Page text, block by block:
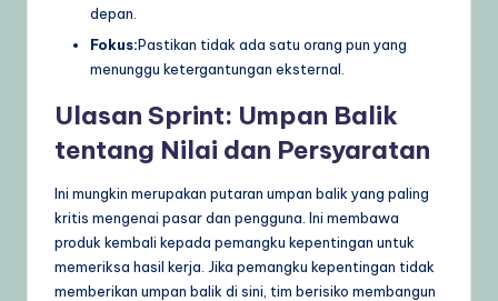
depan.
Fokus:Pastikan tidak ada satu orang pun yang
menunggu ketergantungan eksternal.
Ulasan Sprint: Umpan Balik
tentang Nilai dan Persyaratan
Ini mungkin merupakan putaran umpan balik yang paling
kritis mengenai pasar dan pengguna. Ini membawa
produk kembali kepada pemangku kepentingan untuk
memeriksa hasil kerja. Jika pemangku kepentingan tidak
memberikan umpan balik di sini, tim berisiko membangun